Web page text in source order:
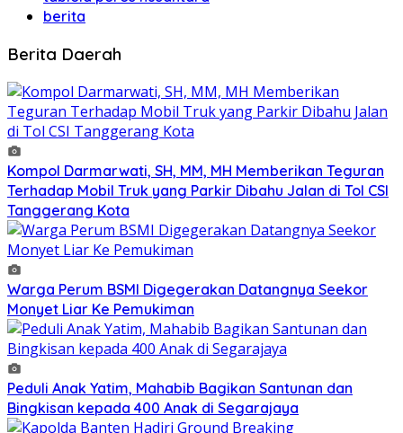
berita
Berita Daerah
Kompol Darmarwati, SH, MM, MH Memberikan Teguran
Terhadap Mobil Truk yang Parkir Dibahu Jalan di Tol CSI
Tanggerang Kota
Warga Perum BSMI Digegerakan Datangnya Seekor
Monyet Liar Ke Pemukiman
Peduli Anak Yatim, Mahabib Bagikan Santunan dan
Bingkisan kepada 400 Anak di Segarajaya